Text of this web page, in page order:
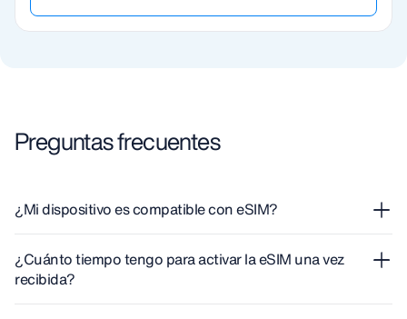
Preguntas frecuentes
¿Mi dispositivo es compatible con eSIM?
verificarlo ennuestra guíacompleta.
¿Cuánto tiempo tengo para activar la eSIM una vez
recibida?